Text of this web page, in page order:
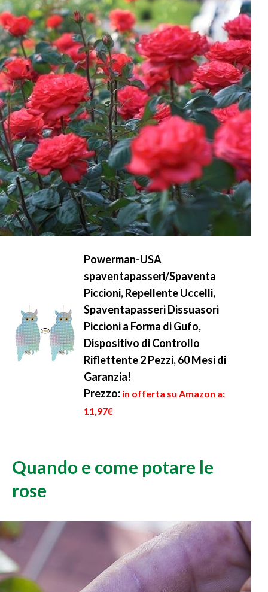
Powerman-USA
spaventapasseri/Spaventa
Piccioni, Repellente Uccelli,
Spaventapasseri Dissuasori
Piccioni a Forma di Gufo,
Dispositivo di Controllo
Riflettente 2 Pezzi, 60 Mesi di
Garanzia!
Prezzo: in offerta su Amazon a:
11,97€
Quando e come potare le
rose